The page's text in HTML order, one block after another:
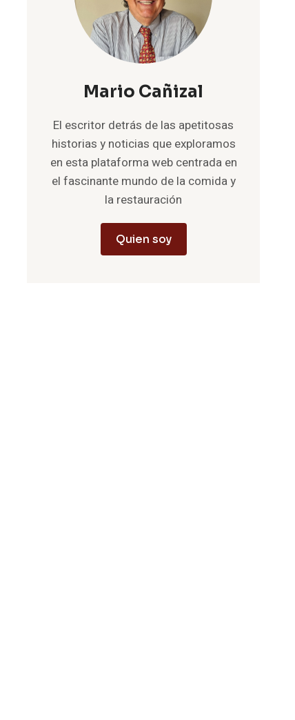
Mario Cañizal
El escritor detrás de las apetitosas
historias y noticias que exploramos
en esta plataforma web centrada en
el fascinante mundo de la comida y
la restauración
Quien soy